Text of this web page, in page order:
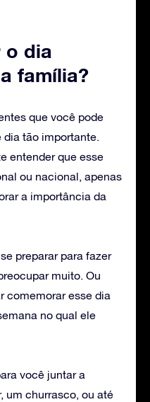
o dia
família?
que você pode
dia tão importante.
entender que esse
ou nacional, apenas
a importância da
preparar para fazer
muito. Ou
comemorar esse dia
no qual ele
você juntar a
um churrasco, ou até